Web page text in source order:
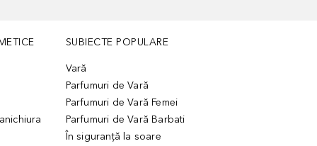
SUBIECTE POPULARE
Vară
Parfumuri de Vară
Parfumuri de Vară Femei
Parfumuri de Vară Barbati
În siguranță la soare